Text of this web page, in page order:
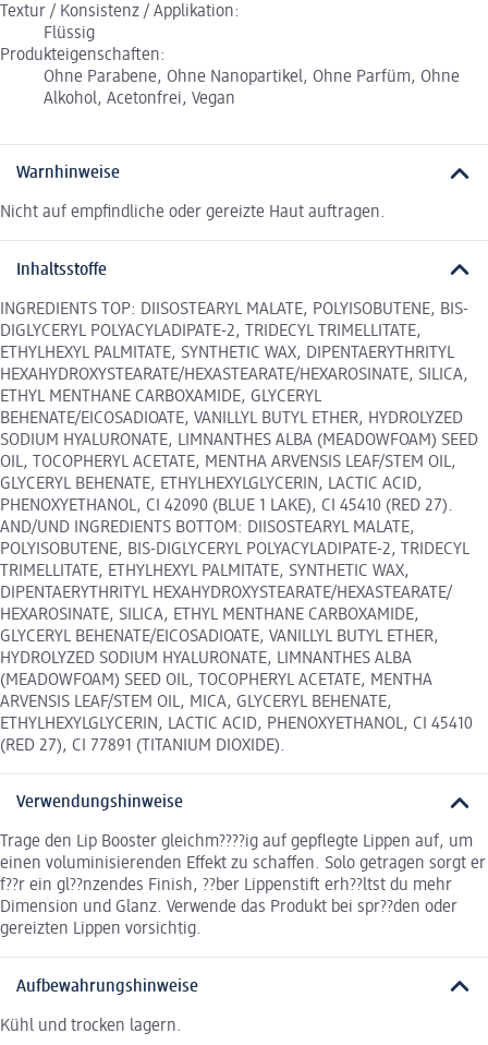
Textur / Konsistenz / Applikation:
Flüssig
Produkteigenschaften:
Ohne Parabene, Ohne Nanopartikel, Ohne Parfüm, Ohne
Alkohol, Acetonfrei, Vegan
Warnhinweise
Nicht auf empfindliche oder gereizte Haut auftragen.
Inhaltsstoffe
INGREDIENTS TOP: DIISOSTEARYL MALATE, POLYISOBUTENE, BIS-
DIGLYCERYL POLYACYLADIPATE-2, TRIDECYL TRIMELLITATE,
ETHYLHEXYL PALMITATE, SYNTHETIC WAX, DIPENTAERYTHRITYL
HEXAHYDROXYSTEARATE/HEXASTEARATE/HEXAROSINATE, SILICA,
ETHYL MENTHANE CARBOXAMIDE, GLYCERYL
BEHENATE/EICOSADIOATE, VANILLYL BUTYL ETHER, HYDROLYZED
SODIUM HYALURONATE, LIMNANTHES ALBA (MEADOWFOAM) SEED
OIL, TOCOPHERYL ACETATE, MENTHA ARVENSIS LEAF/STEM OIL,
GLYCERYL BEHENATE, ETHYLHEXYLGLYCERIN, LACTIC ACID,
PHENOXYETHANOL, CI 42090 (BLUE 1 LAKE), CI 45410 (RED 27).
AND/UND INGREDIENTS BOTTOM: DIISOSTEARYL MALATE,
POLYISOBUTENE, BIS-DIGLYCERYL POLYACYLADIPATE-2, TRIDECYL
TRIMELLITATE, ETHYLHEXYL PALMITATE, SYNTHETIC WAX,
DIPENTAERYTHRITYL HEXAHYDROXYSTEARATE/HEXASTEARATE/
HEXAROSINATE, SILICA, ETHYL MENTHANE CARBOXAMIDE,
GLYCERYL BEHENATE/EICOSADIOATE, VANILLYL BUTYL ETHER,
HYDROLYZED SODIUM HYALURONATE, LIMNANTHES ALBA
(MEADOWFOAM) SEED OIL, TOCOPHERYL ACETATE, MENTHA
ARVENSIS LEAF/STEM OIL, MICA, GLYCERYL BEHENATE,
ETHYLHEXYLGLYCERIN, LACTIC ACID, PHENOXYETHANOL, CI 45410
(RED 27), CI 77891 (TITANIUM DIOXIDE).
Verwendungshinweise
Trage den Lip Booster gleichm????ig auf gepflegte Lippen auf, um
einen voluminisierenden Effekt zu schaffen. Solo getragen sorgt er
f??r ein gl??nzendes Finish, ??ber Lippenstift erh??ltst du mehr
Dimension und Glanz. Verwende das Produkt bei spr??den oder
gereizten Lippen vorsichtig.
Aufbewahrungshinweise
Kühl und trocken lagern.